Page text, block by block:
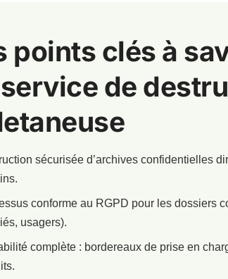
points clés à
de
sécurisée d’archives confidentielles
conforme au RGPD pour les dossiers
usagers).
complète : bordereaux de prise en